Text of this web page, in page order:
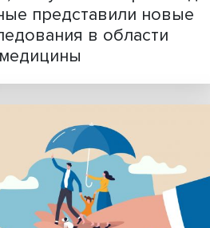
ученые
исследования
биомедицины